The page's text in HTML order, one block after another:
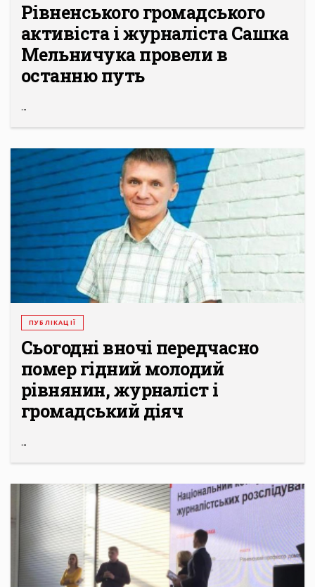
Рівненського громадського
активіста і журналіста Сашка
Мельничука провели в
останню путь
...
ПУБЛІКАЦІЇ
Сьогодні вночі передчасно
помер гідний молодий
рівнянин, журналіст і
громадський діяч
...